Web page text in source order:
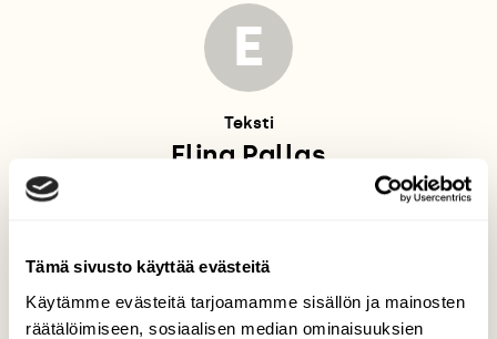
Tämä sivusto käyttää evästeitä
Käytämme evästeitä tarjoamamme sisällön ja mainosten
räätälöimiseen, sosiaalisen median ominaisuuksien
E
Teksti
Elina Pallas
J